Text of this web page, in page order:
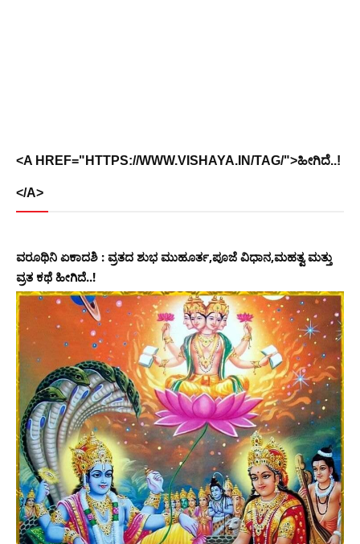
<A HREF="HTTPS://WWW.VISHAYA.IN/TAG/">ಹೀಗಿದೆ..!
</A>
ವರೂಥಿನಿ ಏಕಾದಶಿ : ವ್ರತದ ಶುಭ ಮುಹೂರ್ತ,ಪೂಜೆ ವಿಧಾನ,ಮಹತ್ವ ಮತ್ತು
ವ್ರತ ಕಥೆ ಹೀಗಿದೆ..!